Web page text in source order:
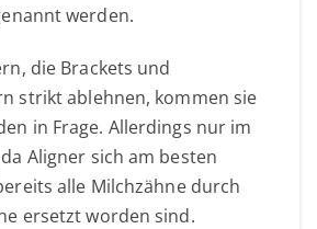
werden.
die Brackets und
strikt ablehnen, kommen sie
in Frage. Allerdings nur im
Aligner sich am besten
alle Milchzähne durch
ersetzt worden sind.